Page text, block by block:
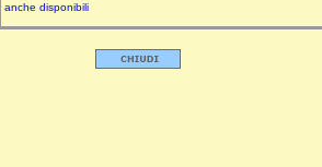
anche disponibili